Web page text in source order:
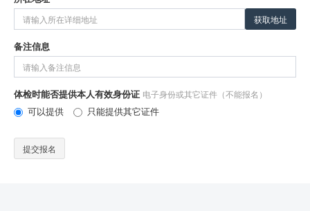
获取地址
备注信息
体检时能否提供本人有效身份证 电子身份或其它证件（不能报名）
可以提供 只能提供其它证件
提交报名